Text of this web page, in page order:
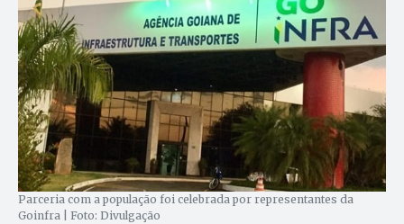
Parceria com a população foi celebrada por representantes da
Goinfra | Foto: Divulgação